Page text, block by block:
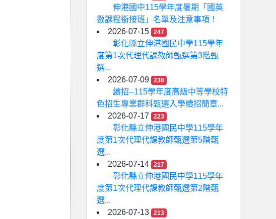
伸港國中115學年度暑期「國英
數課程銜接班」名單及注意事項！
2026-07-15
247
彰化縣立伸港國民中學115學年
度第1次代理代課教師甄選第3階甄
選...
2026-07-09
238
續招--115學年度高級中等學校特
色招生專業群科甄選入學續招簡章...
2026-07-17
223
彰化縣立伸港國民中學115學年
度第1次代理代課教師甄選第5階甄
選...
2026-07-14
217
彰化縣立伸港國民中學115學年
度第1次代理代課教師甄選第2階甄
選...
2026-07-13
213